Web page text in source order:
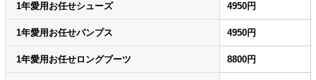
1年愛用お任せシューズ 4950円
1年愛用お任せパンプス 4950円
1年愛用お任せロングブーツ 8800円